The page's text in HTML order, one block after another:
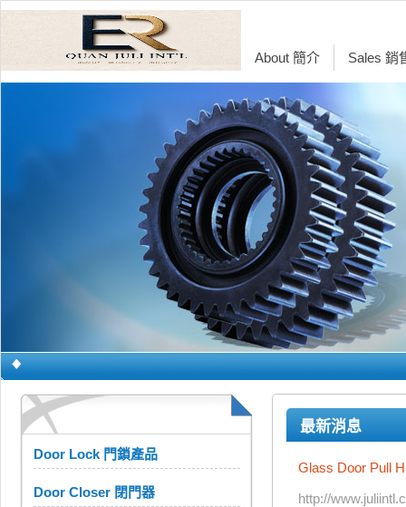
About 簡介 Sales 銷
Door Lock 門鎖產品
Door Closer 閉門器
最新消息
Glass Door Pull
http://